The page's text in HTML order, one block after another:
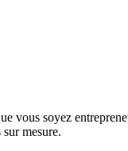
vous soyez
mesure.